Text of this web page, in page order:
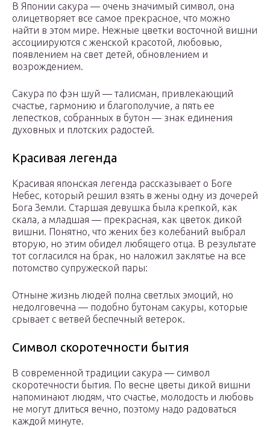
В Японии сакура — очень значимый символ, она
олицетворяет все самое прекрасное, что можно
найти в этом мире. Нежные цветки восточной вишни
ассоциируются с женской красотой, любовью,
появлением на свет детей, обновлением и
возрождением.
Сакура по фэн шуй — талисман, привлекающий
счастье, гармонию и благополучие, а пять ее
лепестков, собранных в бутон — знак единения
духовных и плотских радостей.
Красивая легенда
Красивая японская легенда рассказывает о Боге
Небес, который решил взять в жены одну из дочерей
Бога Земли. Старшая девушка была крепкой, как
скала, а младшая — прекрасная, как цветок дикой
вишни. Понятно, что жених без колебаний выбрал
вторую, но этим обидел любящего отца. В результате
тот согласился на брак, но наложил заклятье на все
потомство супружеской пары:
Отныне жизнь людей полна светлых эмоций, но
недолговечна — подобно бутонам сакуры, которые
срывает с ветвей беспечный ветерок.
Символ скоротечности бытия
В современной традиции сакура — символ
скоротечности бытия. По весне цветы дикой вишни
напоминают людям, что счастье, молодость и любовь
не могут длиться вечно, поэтому надо радоваться
каждой минуте.